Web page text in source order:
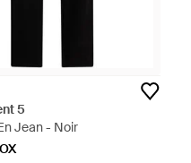
5
Jean - Noir